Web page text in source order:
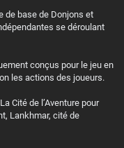
de base de Donjons et
se déroulant
conçus pour le jeu en
les actions des joueurs.
Cité de l’Aventure pour
Lankhmar, cité de